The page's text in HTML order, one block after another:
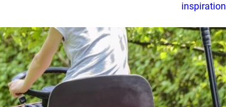
inspiration